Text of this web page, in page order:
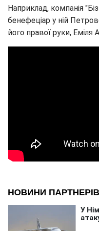
Наприклад, компанія
бенефеціар у ній
його правої руки, Еміля